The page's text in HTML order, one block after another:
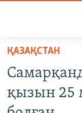
Вернуться
основному
содержанию
Вернутся
ПОДПИСКА
КОНТАКТЫ
ҚАЗАҚСТАН
қызын 25